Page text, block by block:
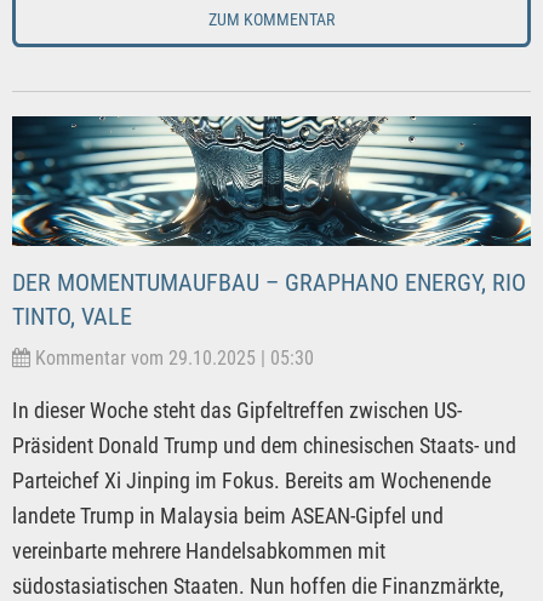
ZUM KOMMENTAR
DER MOMENTUMAUFBAU – GRAPHANO ENERGY, RIO
TINTO, VALE
Kommentar vom 29.10.2025 | 05:30
In dieser Woche steht das Gipfeltreffen zwischen US-
Präsident Donald Trump und dem chinesischen Staats- und
Parteichef Xi Jinping im Fokus. Bereits am Wochenende
landete Trump in Malaysia beim ASEAN-Gipfel und
vereinbarte mehrere Handelsabkommen mit
südostasiatischen Staaten. Nun hoffen die Finanzmärkte,